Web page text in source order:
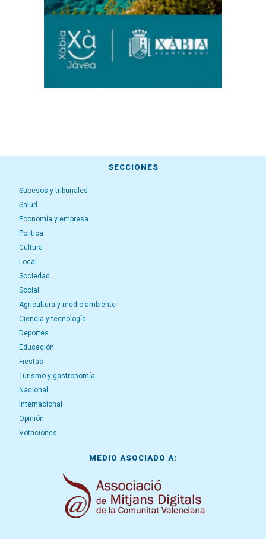
SECCIONES
Sucesos y tribunales
Salud
Economía y empresa
Política
Cultura
Local
Sociedad
Social
Agricultura y medio ambiente
Ciencia y tecnología
Deportes
Educación
Fiestas
Turismo y gastronomía
Nacional
Internacional
Opinión
Votaciones
MEDIO ASOCIADO A: